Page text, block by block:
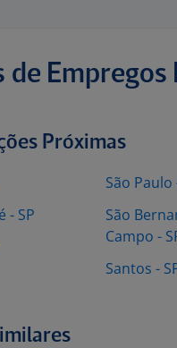
de Empregos
Próximas
- SP
São Paulo
São
Campo -
Santos -